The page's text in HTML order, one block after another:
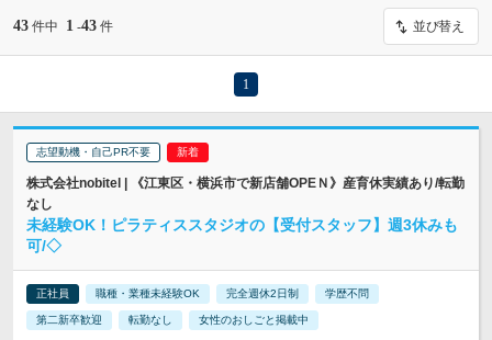
43 件中 1 -43 件 並び替え
1
志望動機・自己PR不要
株式会社nobitel | 《江東区・横浜市で新店舗OPEＮ》産育休実績あり/転勤
なし
未経験OK！ピラティススタジオの【受付スタッフ】週3休みも
可/◇
正社員 職種・業種未経験OK 完全週休2日制 学歴不問
第二新卒歓迎 転勤なし 女性のおしごと掲載中